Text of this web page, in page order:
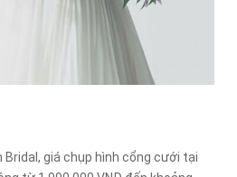
giá chụp hình cổng cưới tại